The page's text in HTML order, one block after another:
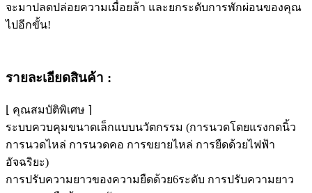
จะมาปลดปล่อยความเมื่อยล้า และยกระดับการพักผ่อนของคุณ
ไปอีกขั้น!
รายละเอียดสินค้า :
⌊ คุณสมบัติพิเศษ ⌉
ระบบควบคุมขนาดเล็กแบบนวัตกรรม (การนวดโดยแรงกดนิ้ว
การนวดไหล่ การนวดคอ การขยายไหล่ การยืดด้วยไฟฟ้า
อัจฉริยะ)
การปรับความยาวของความยืดด้วย6ระดับ การปรับความยาว